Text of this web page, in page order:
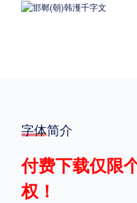
格式
.TTF
字体简介
付费下载仅限
权！